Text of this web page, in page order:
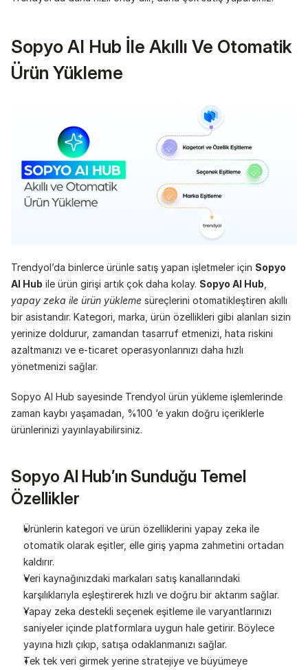
Sopyo AI Hub İle Akıllı Ve Otomatik
Ürün Yükleme
Trendyol’da binlerce ürünle satış yapan işletmeler için Sopyo
AI Hub ile ürün girişi artık çok daha kolay. Sopyo AI Hub
yapay zeka ile ürün yükleme süreçlerini otomatikleştiren akıllı
bir asistandır. Kategori, marka, ürün özellikleri gibi alanları sizin
yerinize doldurur, zamandan tasarruf etmenizi, hata riskini
azaltmanızı ve e-ticaret operasyonlarınızı daha hızlı
yönetmenizi sağlar.
Sopyo AI Hub sayesinde Trendyol ürün yükleme işlemlerinde
zaman kaybı yaşamadan, %100 ‘e yakın doğru içeriklerle
ürünlerinizi yayınlayabilirsiniz.
Sopyo AI Hub’ın Sunduğu Temel
Özellikler
Ürünlerin kategori ve ürün özelliklerini yapay zeka ile
otomatik olarak eşitler, elle giriş yapma zahmetini ortadan
kaldırır.
Veri kaynağınızdaki markaları satış kanallarındaki
karşılıklarıyla eşleştirerek hızlı ve doğru bir aktarım sağlar.
Yapay zeka destekli seçenek eşitleme ile varyantlarınızı
saniyeler içinde platformlara uygun hale getirir. Böylece
yayına hızlı çıkıp, satışa odaklanmanızı sağlar.
Tek tek veri girmek yerine stratejiye ve büyümeye